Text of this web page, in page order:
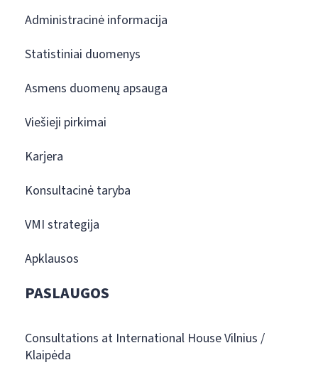
Administracinė informacija
Statistiniai duomenys
Asmens duomenų apsauga
Viešieji pirkimai
Karjera
Konsultacinė taryba
VMI strategija
Apklausos
PASLAUGOS
Consultations at International House Vilnius /
Klaipėda